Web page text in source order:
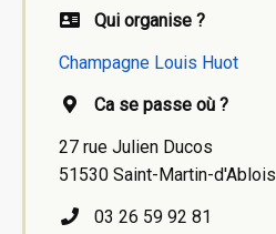
Qui organise ?
Champagne Louis Huot
Ca se passe où ?
27 rue Julien Ducos
51530 Saint-Martin-d'Ablois
03 26 59 92 81